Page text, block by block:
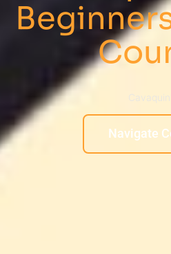
Navigate